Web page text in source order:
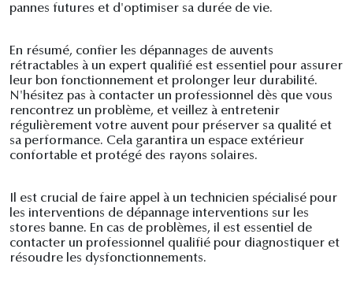
pannes futures et d'optimiser sa durée de vie.
En résumé, confier les dépannages de auvents
rétractables à un expert qualifié est essentiel pour assurer
leur bon fonctionnement et prolonger leur durabilité.
N'hésitez pas à contacter un professionnel dès que vous
rencontrez un problème, et veillez à entretenir
régulièrement votre auvent pour préserver sa qualité et
sa performance. Cela garantira un espace extérieur
confortable et protégé des rayons solaires.
Il est crucial de faire appel à un technicien spécialisé pour
les interventions de dépannage interventions sur les
stores banne. En cas de problèmes, il est essentiel de
contacter un professionnel qualifié pour diagnostiquer et
résoudre les dysfonctionnements.